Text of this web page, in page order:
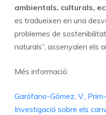
ambientals, culturals,
es tradueixen en una
problemes de
naturals”, assenyalen els
Més informació:
Garófano-Gómez, V.,
Investigació sobre els